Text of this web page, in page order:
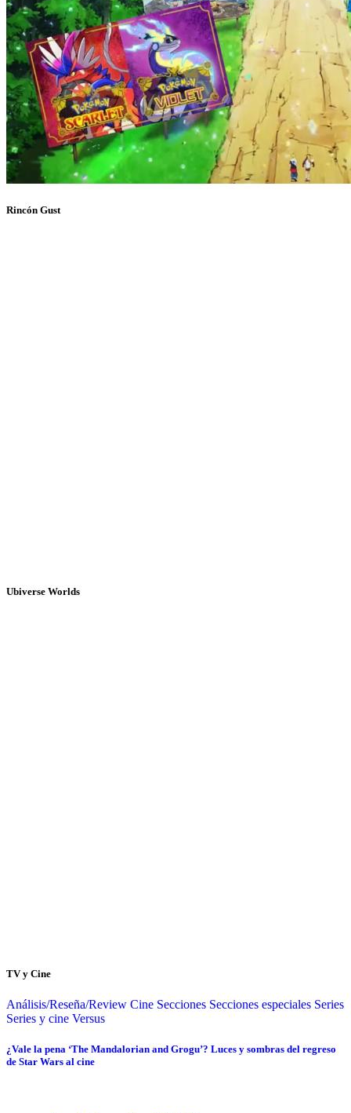
Rincón Gust
Ubiverse Worlds
TV y Cine
Análisis/Reseña/Review Cine Secciones Secciones especiales Series
Series y cine Versus
¿Vale la pena ‘The Mandalorian and Grogu’? Luces y sombras del regreso
de Star Wars al cine